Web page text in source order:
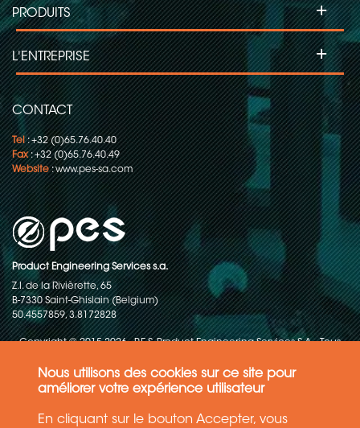
Nous utilisons des cookies sur ce site pour
améliorer votre expérience utilisateur
En cliquant sur le bouton Accepter, vous
CONTACT
Tel: +32 (0)65.76.40.40
Fax: +32 (0)65.76.40.49
Website:www.pes-sa.com
Product Engineering Services s.a.
Z.I. de la Rivièrette, 65
B-7330 Saint-Ghislain (Belgium)
50.4557859, 3.8172828
PRODUITS +
L'ENTREPRISE +
Copyright © 2015-2026 - P.E.S. Product Engineering Services S.A. - Tous
Politique de protection des données